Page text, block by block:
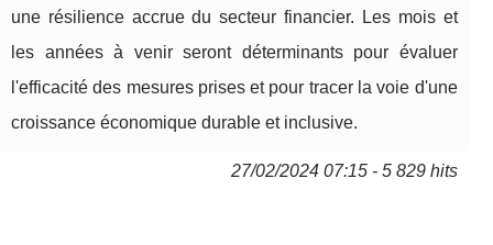
une résilience accrue du secteur financier. Les mois et
les années à venir seront déterminants pour évaluer
l'efficacité des mesures prises et pour tracer la voie d'une
croissance économique durable et inclusive.
27/02/2024 07:15 - 5 829 hits